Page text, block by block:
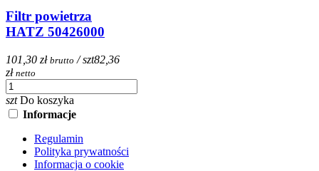
Filtr powietrza
HATZ 50426000
101,30 zł brutto / szt82,36
zł netto
szt Do koszyka
Informacje
Regulamin
Polityka prywatności
Informacja o cookie